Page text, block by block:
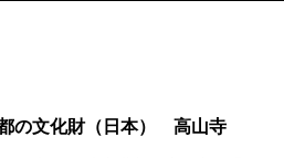
の文化財（日本） 高山寺